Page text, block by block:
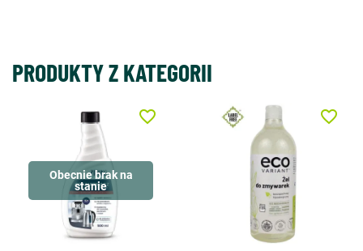
PRODUKTY Z KATEGORII
Obecnie brak na
stanie
favorite_border favorite_border